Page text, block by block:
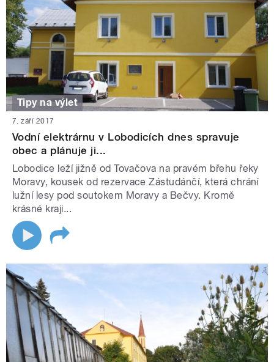
Tipy na výlet
7. září 2017
Vodní elektrárnu v Lobodicích dnes spravuje
obec a plánuje ji...
Lobodice leží jižně od Tovačova na pravém břehu řeky
Moravy, kousek od rezervace Zástudánčí, která chrání
lužní lesy pod soutokem Moravy a Bečvy. Kromě
krásné kraji...